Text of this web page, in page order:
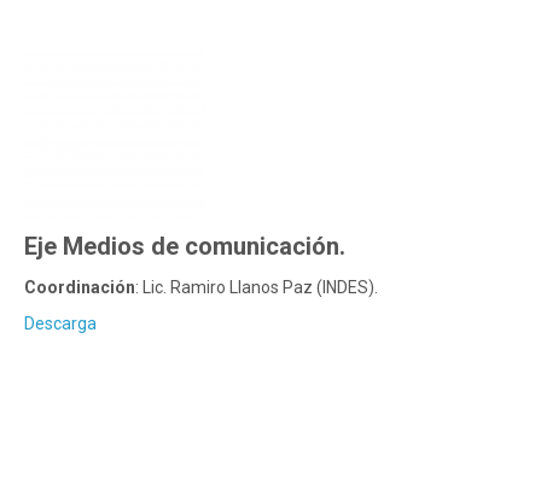
Eje Medios de comunicación.
Coordinación: Lic. Ramiro Llanos Paz (INDES).
Descarga